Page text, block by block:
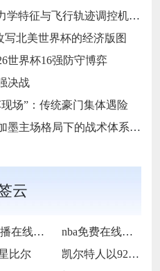
机制——以2026世界杯BBVA球场为实证场景”
写北美世界杯的经济版图
世界杯16强防守博弈
决战
场”：传统豪门集体遇险
主场格局下的战术体系重构
云
NBA直播在线观看
nba免费在线高清直播
比尔
凯尔特人以92-105不敌雷霆